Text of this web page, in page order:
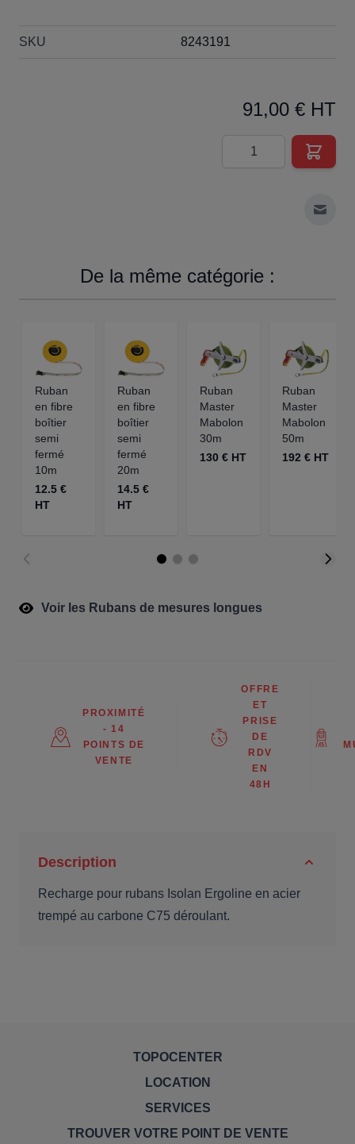
SKU 8243191
91,00 € HT
Quantité
De la même catégorie :
Ruban
en fibre
boîtier
semi
fermé
10m
12.5 €
HT
Ruban
en fibre
boîtier
semi
fermé
20m
14.5 €
HT
Ruban
Master
Mabolon
30m
130 € HT
Ruban
Master
Mabolon
50m
192 € HT
Voir les Rubans de mesures longues
PROXIMITÉ
- 14
POINTS DE
VENTE
OFFRE
ET
PRISE
DE
RDV
EN
48H
Description
Recharge pour rubans Isolan Ergoline en acier
trempé au carbone C75 déroulant.
TOPOCENTER
LOCATION
SERVICES
TROUVER VOTRE POINT DE VENTE